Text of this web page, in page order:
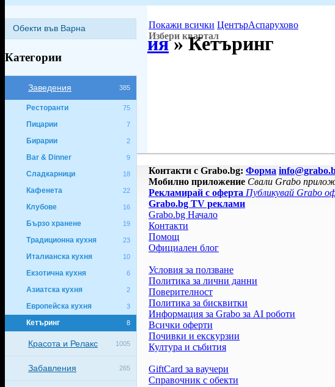
Обекти във Варна
Категории
385
Заведения
Ресторанти 75
Пицарии 7
Бирарии 2
Bar & Dinner 9
Сладкарници 18
Кафенета 22
Клубове 16
Бързо хранене 19
Традиционна кухня 23
Италианска кухня 10
Екзотична кухня 6
Азиатска кухня 2
Европейска кухня 3
Кетъринг 8
1005
Красота и Релакс
265
Забавления
Покажи всички ЦентърАспарухово
Избери квартал
Варна »Заведения»Кетъринг
Контакти с Grabo.bg: Форма
Мобилно приложение Свали Grabo
Рекламирай с оферта Публикувай Grabo
Grabo.bg TV реклами
Grabo.bg Начало
Контакти
Помощ
Официален блог
Условия за ползване
Политика за лични данни
Поверителност
Политика за бисквитки
Информация за Grabo за AI роботи
Всички оферти
Почивки и екскурзии
Култура и събития
GiftCard за ваучери
Справочник с обекти